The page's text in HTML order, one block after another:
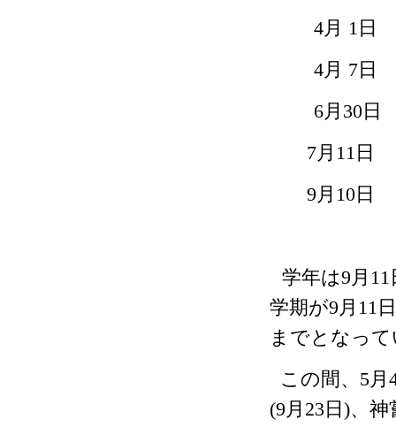
4月 1 日
4月 7 日
6月 30 日
7月 11 日
9月 10 日
学年は9月 11
学期が9月 11
までとなっ
この間、 5月
(9月 23 日 )、神